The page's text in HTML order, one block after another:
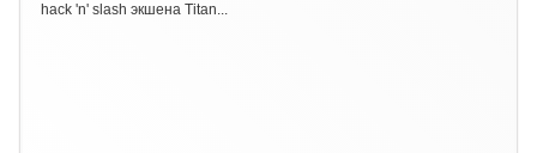
hack 'n' slash экшена Titan...